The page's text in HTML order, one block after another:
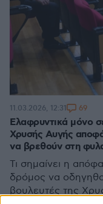
Ελαφρυντικά μόνο
Χρυσής Αυγής
να βρεθούν στη
Τι σημαίνει η
δρόμος να
βουλευτές της
11.03.2026, 12:31 69